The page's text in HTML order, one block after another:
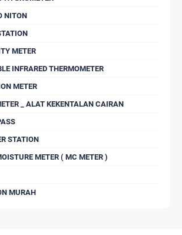
NITON
METER
INFRARED THERMOMETER
METER
_ ALAT KEKENTALAN CAIRAN
STATION
METER ( MC METER )
MURAH